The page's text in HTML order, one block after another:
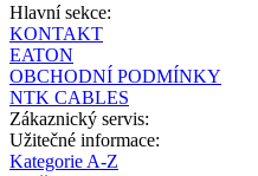
Hlavní sekce:
KONTAKT
EATON
OBCHODNÍ PODMÍNKY
NTK CABLES
Zákaznický servis:
Užitečné informace:
Kategorie A-Z